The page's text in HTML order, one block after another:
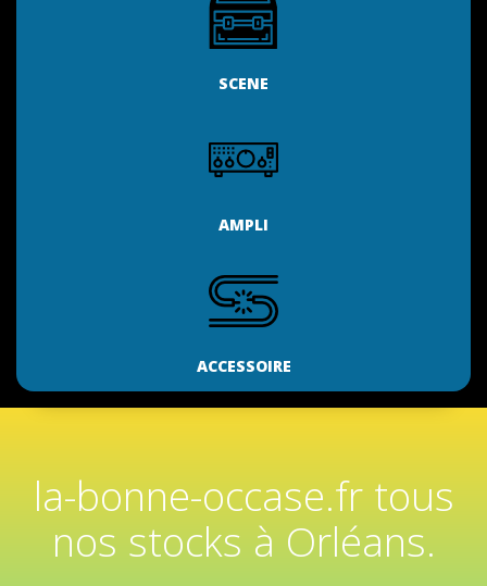
SCENE
AMPLI
ACCESSOIRE
la-bonne-occase.fr tous
nos stocks à Orléans.